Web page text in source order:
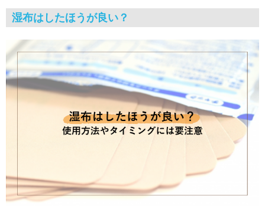
湿布はしたほうが良い？